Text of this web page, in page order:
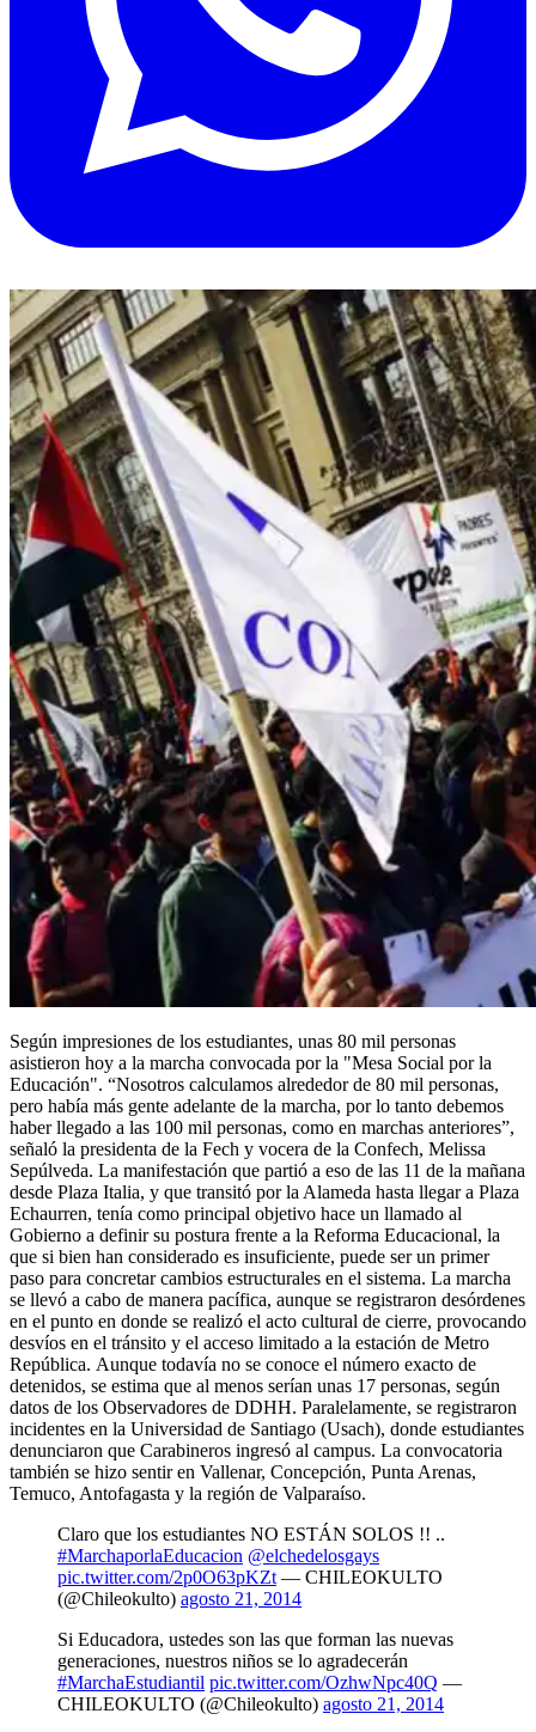
Según impresiones de los estudiantes, unas 80 mil personas
asistieron hoy a la marcha convocada por la "Mesa Social por la
Educación". “Nosotros calculamos alrededor de 80 mil personas,
pero había más gente adelante de la marcha, por lo tanto debemos
haber llegado a las 100 mil personas, como en marchas anteriores”,
señaló la presidenta de la Fech y vocera de la Confech, Melissa
Sepúlveda. La manifestación que partió a eso de las 11 de la mañana
desde Plaza Italia, y que transitó por la Alameda hasta llegar a Plaza
Echaurren, tenía como principal objetivo hace un llamado al
Gobierno a definir su postura frente a la Reforma Educacional, la
que si bien han considerado es insuficiente, puede ser un primer
paso para concretar cambios estructurales en el sistema. La marcha
se llevó a cabo de manera pacífica, aunque se registraron desórdenes
en el punto en donde se realizó el acto cultural de cierre, provocando
desvíos en el tránsito y el acceso limitado a la estación de Metro
República. Aunque todavía no se conoce el número exacto de
detenidos, se estima que al menos serían unas 17 personas, según
datos de los Observadores de DDHH. Paralelamente, se registraron
incidentes en la Universidad de Santiago (Usach), donde estudiantes
denunciaron que Carabineros ingresó al campus. La convocatoria
también se hizo sentir en Vallenar, Concepción, Punta Arenas,
Temuco, Antofagasta y la región de Valparaíso.
Claro que los estudiantes NO ESTÁN SOLOS !! ..
#MarchaporlaEducacion @elchedelosgays
pic.twitter.com/2p0O63pKZt — CHILEOKULTO
(@Chileokulto) agosto 21, 2014
Si Educadora, ustedes son las que forman las nuevas
generaciones, nuestros niños se lo agradecerán
#MarchaEstudiantil pic.twitter.com/OzhwNpc40Q —
CHILEOKULTO (@Chileokulto) agosto 21, 2014